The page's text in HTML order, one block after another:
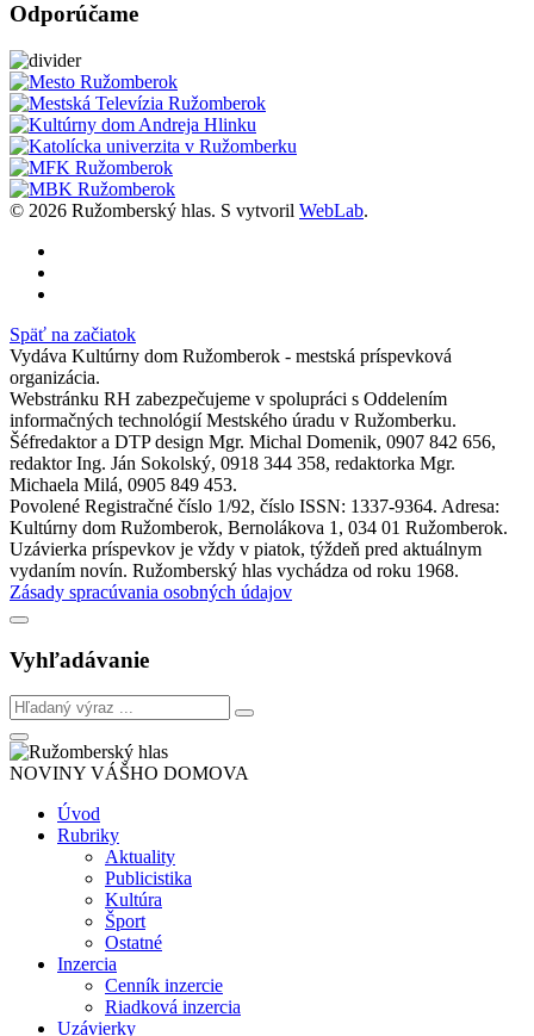
Odporúčame
© 2026 Ružomberský hlas. S vytvoril WebLab.
Späť na začiatok
Vydáva Kultúrny dom Ružomberok - mestská príspevková
organizácia.
Webstránku RH zabezpečujeme v spolupráci s Oddelením
informačných technológií Mestského úradu v Ružomberku.
Šéfredaktor a DTP design Mgr. Michal Domenik, 0907 842 656,
redaktor Ing. Ján Sokolský, 0918 344 358, redaktorka Mgr.
Michaela Milá, 0905 849 453.
Povolené Registračné číslo 1/92, číslo ISSN: 1337-9364. Adresa:
Kultúrny dom Ružomberok, Bernolákova 1, 034 01 Ružomberok.
Uzávierka príspevkov je vždy v piatok, týždeň pred aktuálnym
vydaním novín. Ružomberský hlas vychádza od roku 1968.
Zásady spracúvania osobných údajov
Vyhľadávanie
NOVINY VÁŠHO DOMOVA
Úvod
Rubriky
Aktuality
Publicistika
Kultúra
Šport
Ostatné
Inzercia
Cenník inzercie
Riadková inzercia
Uzávierky